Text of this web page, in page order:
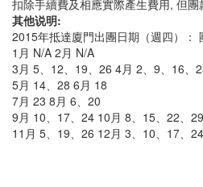
扣除手續費及相應實際產生費用, 但團
其他说明:
2015年抵達廈門出團日期（週四）：
1月 N/A 2月 N/A
3月 5、12、19、26 4月 2、9、16、
5月 14、28 6月 18
7月 23 8月 6、20
9月 10、17、24 10月 8、15、22、29
11月 5、19、26 12月 3、10、17、